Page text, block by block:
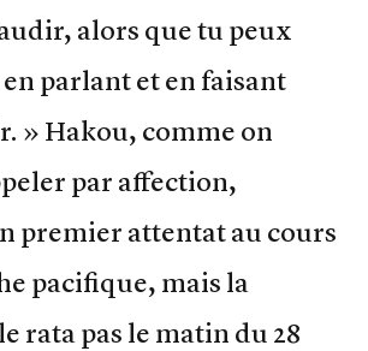
alors que tu peux
parlant et en faisant
» Hakou, comme on
par affection,
premier attentat au cours
pacifique, mais la
rata pas le matin du 28